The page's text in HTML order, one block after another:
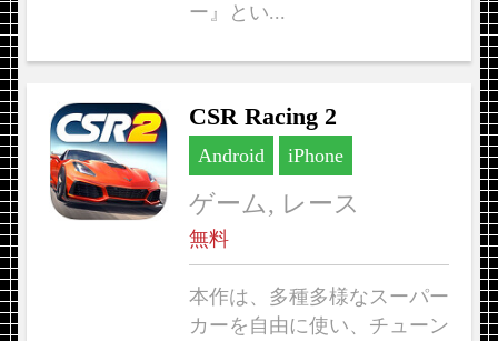
ー』とい...
CSR Racing 2
Android iPhone
ゲーム, レース
無料
本作は、多種多様なスーパー
カーを自由に使い、チューン